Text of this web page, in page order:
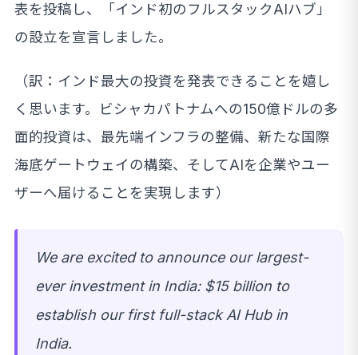
表を投稿し、「インド初のフルスタックAIハブ」
の設立を宣言しました。
（訳：インド最大の投資を発表できることを嬉し
く思います。ビシャカパトナムへの150億ドルの多
面的投資は、最先端インフラの整備、新たな国際
海底ゲートウェイの構築、そしてAIを企業やユー
ザーへ届けることを実現します）
We are excited to announce our largest-
ever investment in India: $15 billion to
establish our first full-stack AI Hub in
India.